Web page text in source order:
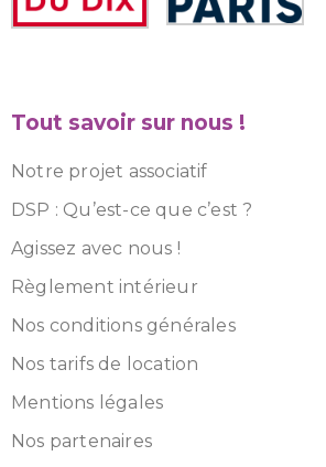
Tout savoir sur nous !
Notre projet associatif
DSP : Qu’est-ce que c’est ?
Agissez avec nous !
Règlement intérieur
Nos conditions générales
Nos tarifs de location
Mentions légales
Nos partenaires